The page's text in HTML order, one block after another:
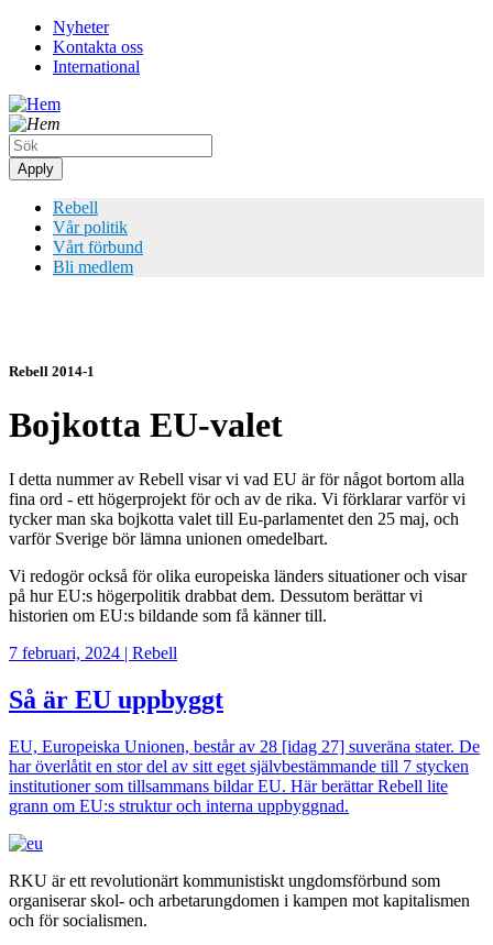
Hoppa
huvudinnehåll
Top
meny
Nyheter
Kontakta oss
International
Rebell
Vår politik
Vårt förbund
Bli medlem
Rebell 2014-1
Bojkotta EU-valet
I detta nummer av Rebell visar vi vad EU är för något bortom alla
fina ord - ett högerprojekt för och av de rika. Vi förklarar varför vi
tycker man ska bojkotta valet till Eu-parlamentet den 25 maj, och
varför Sverige bör lämna unionen omedelbart.
Vi redogör också för olika europeiska länders situationer och visar
på hur EU:s högerpolitik drabbat dem. Dessutom berättar vi
historien om EU:s bildande som få känner till.
7 februari, 2024 | Rebell
Så är EU uppbyggt
EU, Europeiska Unionen, består av 28 [idag 27] suveräna stater. De
har överlåtit en stor del av sitt eget självbestämmande till 7 stycken
institutioner som tillsammans bildar EU. Här berättar Rebell lite
grann om EU:s struktur och interna uppbyggnad.
Bild
RKU är ett revolutionärt kommunistiskt ungdomsförbund som
organiserar skol- och arbetarungdomen i kampen mot kapitalismen
och för socialismen.